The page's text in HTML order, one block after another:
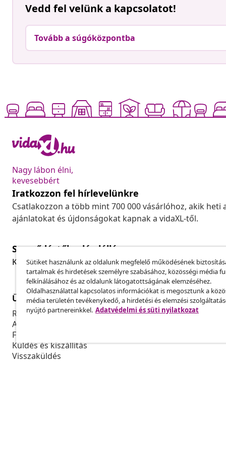
Vedd fel velünk a kapcsolatot!
Tovább a súgóközpontba
Nagy lábon élni,
kevesebbért
Iratkozzon fel hírlevelünkre
Csatlakozzon a több mint 700 000 vásárlóhoz, akik heti
ajánlatokat és újdonságokat kapnak a vidaXL-től.
Szerződéstől való elállás
Küldj be egy rendelés lemondására vonatkozó
Ügyfélszolgálat
Rendelés nyomon követése
A fiókom
Fizetés
Küldés és kiszállítás
Visszaküldés
Üzlet
Sütiket használunk az oldalunk megfelelő működésének
tartalmak és hirdetések személyre szabásához, közösségi média
felkínálásához és az oldalunk látogatottságának elemzéséhez.
Oldalhasználattal kapcsolatos információkat is megosztunk a
média területén tevékenykedő, a hirdetési és elemzési
nyújtó partnereinkkel. Adatvédelmi és süti nyilatkozat